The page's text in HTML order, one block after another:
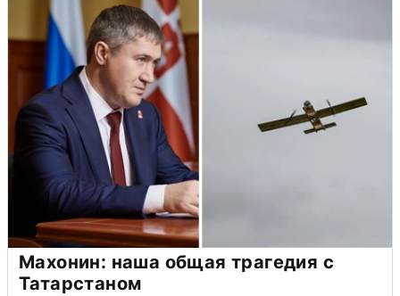
Махонин: наша общая трагедия с
Татарстаном